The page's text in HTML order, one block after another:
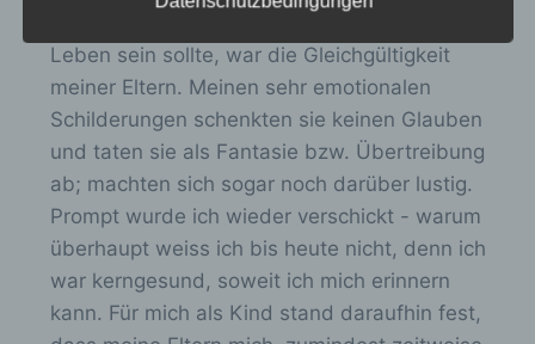
Leben sein sollte, war die Gleichgültigkeit
meiner Eltern. Meinen sehr emotionalen
Schilderungen schenkten sie keinen Glauben
und taten sie als Fantasie bzw. Übertreibung
ab; machten sich sogar noch darüber lustig.
Prompt wurde ich wieder verschickt - warum
überhaupt weiss ich bis heute nicht, denn ich
war kerngesund, soweit ich mich erinnern
kann. Für mich als Kind stand daraufhin fest,
-
l
Einschränkung der Verarbeitung ist die
Markierung gespeicherter
personenbezogener Daten mit dem Ziel, ihre
künftige Verarbeitung einzuschränken.
e) Profiling
Profiling ist jede Art der automatisierten
Verarbeitung personenbezogener Daten, die
darin besteht, dass diese
personenbezogenen Daten verwendet